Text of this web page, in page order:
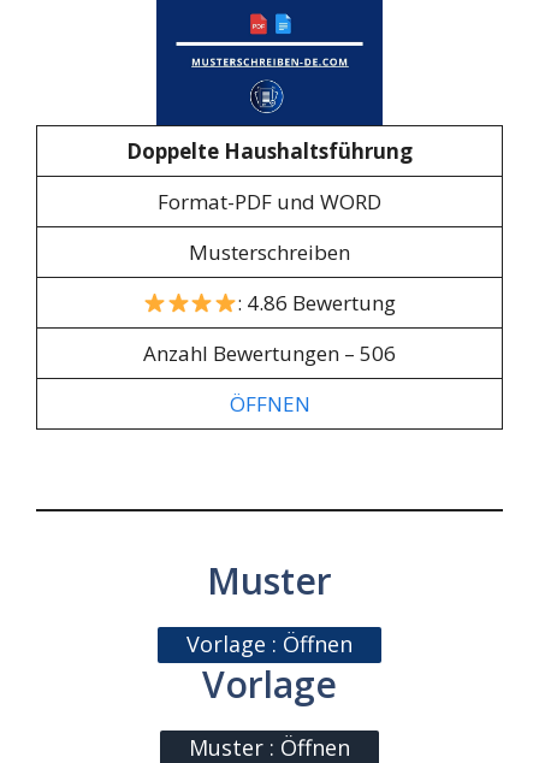
Doppelte Haushaltsführung
Format-PDF und WORD
Musterschreiben
: 4.86 Bewertung
Anzahl Bewertungen – 506
ÖFFNEN
Muster
Vorlage : Öffnen
Vorlage
Muster : Öffnen